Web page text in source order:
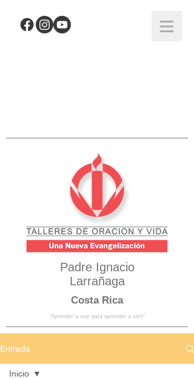
Padre Ignacio
Larrañaga
Costa Rica
“Aprender a orar para aprender a vivir”
Entrada
Inicio